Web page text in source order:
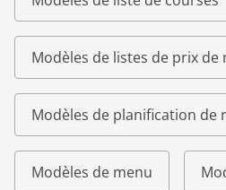
Modèles de listes de prix de
Modèles de planification de
Modèles de menu